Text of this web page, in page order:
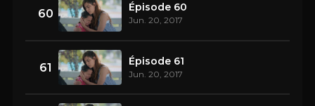
60 Épisode 60
Jun. 20, 2017
61 Épisode 61
Jun. 20, 2017